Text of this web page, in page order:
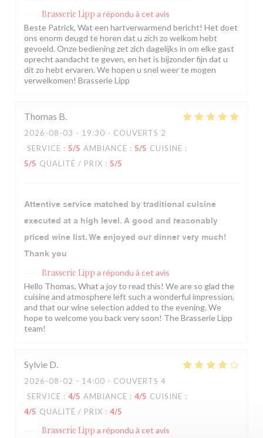
Brasserie Lipp a répondu à cet avis
Beste Patrick, Wat een hartverwarmend bericht! Het doet
ons enorm deugd te horen dat u zich zo welkom hebt
gevoeld. Onze bediening zet zich dagelijks in om elke gast
oprecht aandacht te geven, en het is bijzonder fijn dat u
dit zo hebt ervaren. We hopen u snel weer te mogen
verwelkomen! Brasserie Lipp
Thomas B
2026-08-03 - 19:30 - COUVERTS 2
SERVICE : 5/5 AMBIANCE : 5/5 CUISINE :
5/5 QUALITÉ / PRIX : 5/5
Attentive service matched by traditional cuisine
executed at a high level. A good and reasonably
priced wine list. We enjoyed our dinner very much!
Thank you
Brasserie Lipp a répondu à cet avis
Hello Thomas, What a joy to read this! We are so glad the
cuisine and atmosphere left such a wonderful impression,
and that our wine selection added to the evening. We
hope to welcome you back very soon! The Brasserie Lipp
team!
Sylvie D
2026-08-02 - 14:00 - COUVERTS 4
SERVICE : 4/5 AMBIANCE : 4/5 CUISINE :
4/5 QUALITÉ / PRIX : 4/5
Brasserie Lipp a répondu à cet avis